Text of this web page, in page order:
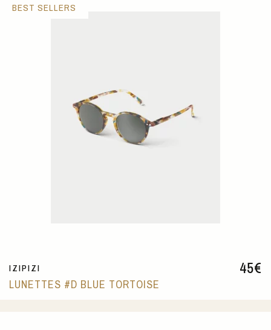
45€
IZIPIZI
LUNETTES #D BLUE TORTOISE
BEST SELLERS